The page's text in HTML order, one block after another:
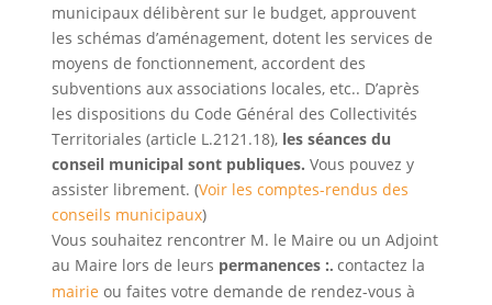
municipaux délibèrent sur le budget, approuvent
les schémas d’aménagement, dotent les services de
moyens de fonctionnement, accordent des
subventions aux associations locales, etc.. D’après
les dispositions du Code Général des Collectivités
Territoriales (article L.2121.18),les séances du
conseil municipal sont publiques. Vous pouvez y
assister librement. (Voir les comptes-rendus des
conseils municipaux)
Vous souhaitez rencontrer M. le Maire ou un Adjoint
au Maire lors de leurs permanences :. contactez la
mairie ou faites votre demande de rendez-vous à